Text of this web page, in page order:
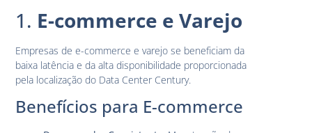
1. E-commerce e Varejo
Empresas de e-commerce e varejo se beneficiam da
baixa latência e da alta disponibilidade proporcionada
pela localização do Data Center Century.
Benefícios para E-commerce